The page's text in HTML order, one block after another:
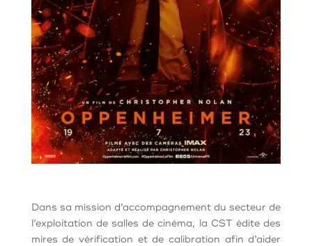
Dans sa mission d’accompagnement du secteur de
l’exploitation de salles de cinéma, la CST édite des
mires de vérification et de calibration afin d’aider